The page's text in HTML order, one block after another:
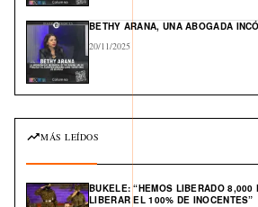
BETHY ARANA, UNA ABOGADA
20/11/2025
MÁS LEÍDOS
BUKELE: “HEMOS LIBERADO 8,000
LIBERAR EL 100% DE INOCENTES”